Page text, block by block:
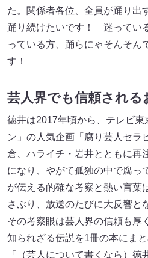
た。関係者各位、全員が踊り出
踊り続けたいです！ 迷ってい
っている方、踊らにゃそんそん
す！
芸人界でも信頼される
徳井は2017年頃から、テレビ東
ン」の人気企画「腐り芸人セラ
倉、ハライチ・岩井とともに再
になり、やがて孤独の中で腐っ
が伝える的確な考察と熱い言葉
さぶり、放送のたびに大反響と
その考察眼は芸人界の信頼も厚
知られざる伝説を1冊の本にまと
「（芸人について書くなら）